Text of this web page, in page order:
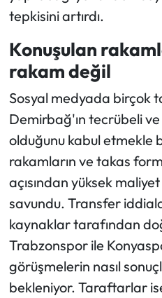
tepkisini artırdı.
Konuşulan
rakam değil
Sosyal medyada birçok
Demirbağ'ın tecrübeli
olduğunu kabul etmekle
rakamların ve takas
açısından yüksek
savundu. Transfer
kaynaklar tarafından
Trabzonspor ile
görüşmelerin nasıl
bekleniyor. Taraftarlar